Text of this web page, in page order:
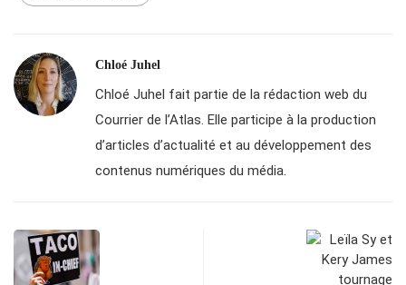
Chloé Juhel
Chloé Juhel fait partie de la rédaction web du
Courrier de l’Atlas. Elle participe à la production
d’articles d’actualité et au développement des
contenus numériques du média.